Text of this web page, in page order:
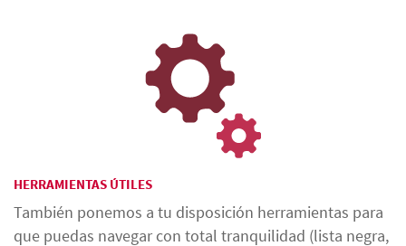
HERRAMIENTAS ÚTILES
También ponemos a tu disposición herramientas para
que puedas navegar con total tranquilidad (lista negra,